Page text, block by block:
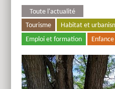
Toute l'actualité
Tourisme
Habitat et
Emploi et formation